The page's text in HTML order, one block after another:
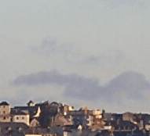
Exporter les lignes
Menu
Ajoutez un logo, un
Cliquez pour éditer